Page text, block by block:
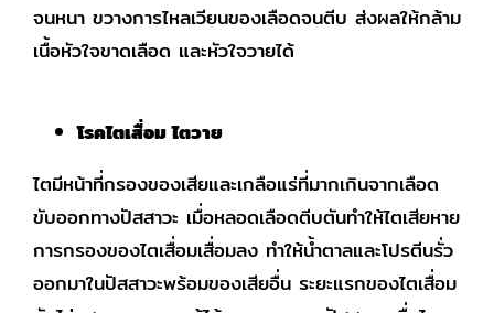
จนหนา ขวางการไหลเวียนของเลือดจนตีบ ส่งผลให้กล้าม
เนื้อหัวใจขาดเลือด และหัวใจวายได้
โรคไตเสื่อม ไตวาย
ไตมีหน้าที่กรองของเสียและเกลือแร่ที่มากเกินจากเลือด
ขับออกทางปัสสาวะ เมื่อหลอดเลือดตีบตันทำให้ไตเสียหาย
การกรองของไตเสื่อมเสื่อมลง ทำให้น้ำตาลและโปรตีนรั่ว
ออกมาในปัสสาวะพร้อมของเสียอื่น ระยะแรกของไตเสื่อม